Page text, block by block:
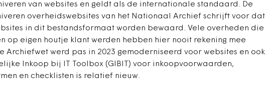
van websites en geldt als de internationale standaard. De
overheidswebsites van het Nationaal Archief schrijft voor dat
in dit bestandsformaat worden bewaard. Vele overheden die
op eigen houtje klant werden hebben hier nooit rekening mee
Archiefwet werd pas in 2023 gemoderniseerd voor websites en ook
Inkoop bij IT Toolbox (GIBIT) voor inkoopvoorwaarden,
en checklisten is relatief nieuw.